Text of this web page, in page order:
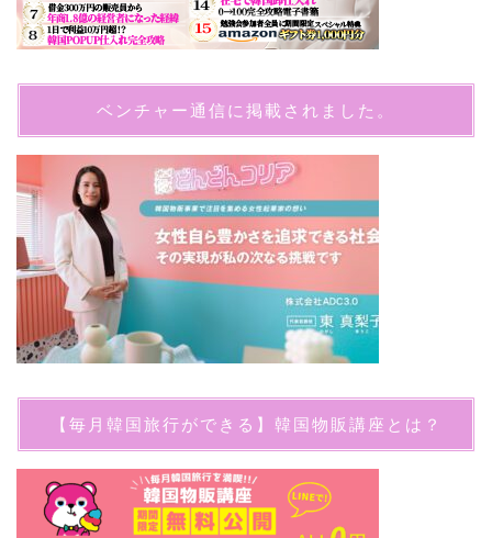
ベンチャー通信に掲載されました。
【毎月韓国旅行ができる】韓国物販講座とは？